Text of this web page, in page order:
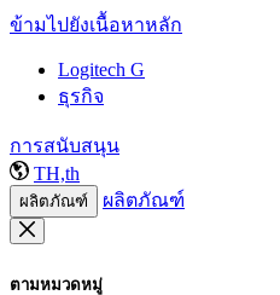
ข้ามไปยังเนื้อหาหลัก
Logitech G
ธุรกิจ
การสนับสนุน
TH,th
ผลิตภัณฑ์ ผลิตภัณฑ์
ตามหมวดหมู่